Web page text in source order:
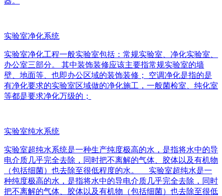
实验室净化系统
实验室净化工程一般实验室包括：常规实验室、净化实验室、
办公室三部分。 其中装饰装修应该主要指常规实验室的墙
壁、地面等、也即办公区域的装饰装修； 空调净化是指的是
有净化要求的实验室区域做的净化施工，一般菌检室、纯化室
等都是要求净化万级的；
实验室纯水系统
实验室超纯水系统是一种生产纯度极高的水，是指将水中的导
电介质几乎完全去除，同时把不离解的气体、胶体以及有机物
（包括细菌）也去除至很低程度的水。 实验室超纯水是一
种纯度极高的水，是指将水中的导电介质几乎完全去除，同时
把不离解的气体、胶体以及有机物（包括细菌）也去除至很低